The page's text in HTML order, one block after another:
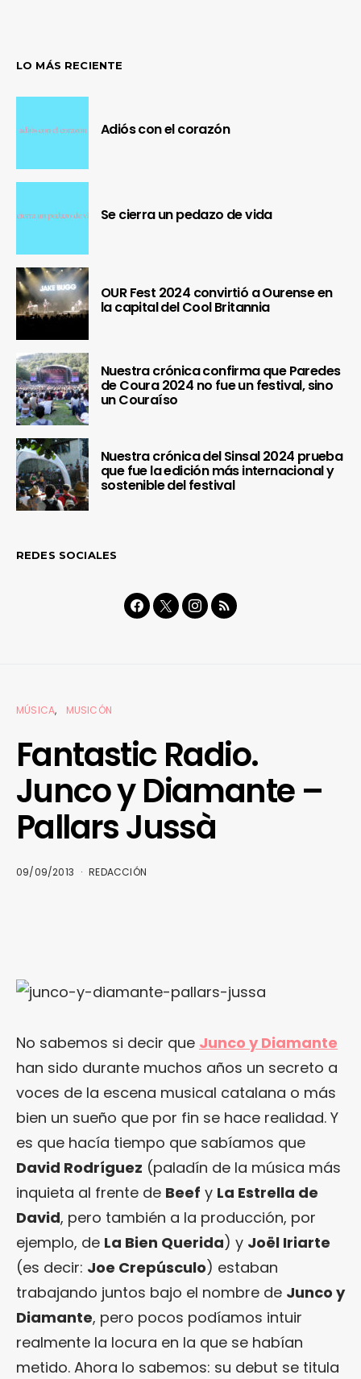
LO MÁS RECIENTE
Adiós con el corazón
Se cierra un pedazo de vida
OUR Fest 2024 convirtió a Ourense en
la capital del Cool Britannia
Nuestra crónica confirma que Paredes
de Coura 2024 no fue un festival, sino
un Couraíso
Nuestra crónica del Sinsal 2024 prueba
que fue la edición más internacional y
sostenible del festival
REDES SOCIALES
MÚSICA MUSICÓN
Fantastic Radio.
Junco y Diamante –
Pallars Jussà
09/09/2013 REDACCIÓN
No sabemos si decir que Junco y Diamante
han sido durante muchos años un secreto a
voces de la escena musical catalana o más
bien un sueño que por fin se hace realidad. Y
es que hacía tiempo que sabíamos que
David Rodríguez (paladín de la música más
inquieta al frente de Beef y La Estrella de
David, pero también a la producción, por
ejemplo, de La Bien Querida) y Joël Iriarte
(es decir: Joe Crepúsculo) estaban
trabajando juntos bajo el nombre de Junco y
Diamante, pero pocos podíamos intuir
realmente la locura en la que se habían
metido. Ahora lo sabemos: su debut se titula